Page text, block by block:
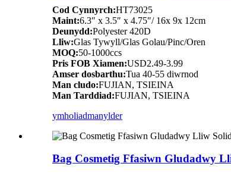
Cod Cynnyrch:HT73025
Maint:6.3″ x 3.5″ x 4.75″/ 16x 9x 12cm
Deunydd:Polyester 420D
Lliw:Glas Tywyll/Glas Golau/Pinc/Oren
MOQ:50-1000ccs
Pris FOB Xiamen:USD2.49-3.99
Amser dosbarthu:Tua 40-55 diwrnod
Man cludo:FUJIAN, TSIEINA
Man Tarddiad:FUJIAN, TSIEINA
ymholiadmanylder
Bag Cosmetig Ffasiwn Gludadwy